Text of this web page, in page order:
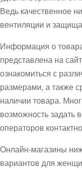
Ведь качественное
вентиляции и
Информация о
представлена на
ознакомиться с
размерами, а также
наличии товара.
возможность задать
операторов
Онлайн-магазины
вариантов для